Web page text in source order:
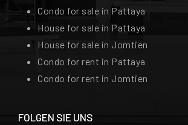
Condo for sale in Pattaya
House for sale in Pattaya
House for sale in Jomtien
Condo for rent in Pattaya
Condo for rent in Jomtien
FOLGEN SIE UNS